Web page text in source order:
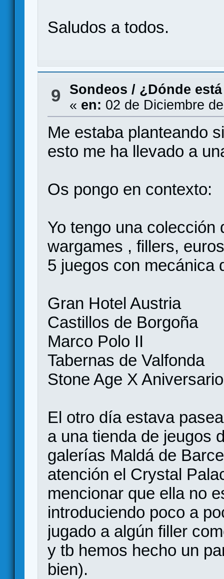
Saludos a todos.
9 Sondeos / ¿Dónde
« en: 02 de Diciembre
Me estaba planteando
esto me ha llevado a
Os pongo en contexto:
Yo tengo una colección
wargames , fillers,
5 juegos con mecánica
Gran Hotel Austria
Castillos de Borgoña
Marco Polo II
Tabernas de Valfonda
Stone Age X Aniversario
El otro día estava
a una tienda de jeugos
galerías Maldá de
atención el Crystal
mencionar que ella no
introduciendo poco a
jugado a algún filler
y tb hemos hecho un
bien).